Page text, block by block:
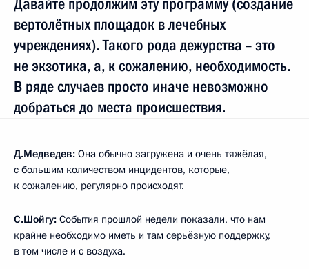
Давайте продолжим эту программу (создание
вертолётных площадок в лечебных
учреждениях). Такого рода дежурства – это
не экзотика, а, к сожалению, необходимость.
В ряде случаев просто иначе невозможно
добраться до места происшествия.
Д.Медведев: Она обычно загружена и очень тяжёлая,
с большим количеством инцидентов, которые,
к сожалению, регулярно происходят.
С.Шойгу: События прошлой недели показали, что нам
крайне необходимо иметь и там серьёзную поддержку,
в том числе и с воздуха.